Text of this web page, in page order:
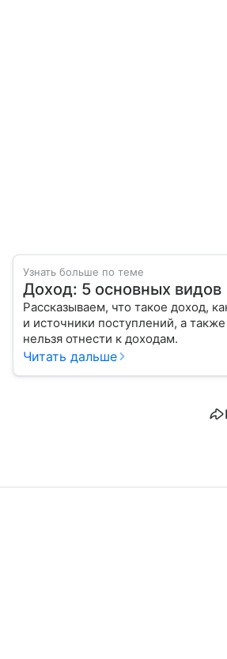
Узнать больше по теме
Доход: 5 основных видов
Рассказываем, что такое доход,
и источники поступлений, а
нельзя отнести к доходам.
Читать дальше